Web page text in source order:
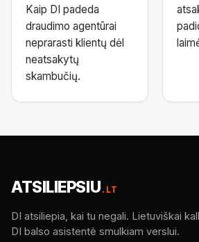
Kaip DI padeda
draudimo agentūrai
neprarasti klientų dėl
neatsakytų
skambučių.
ATSILIEPSIU.LT
DI atsiliepia, kai tu negali. Lietuviškai
DI balso asistentė smulkiam verslui.